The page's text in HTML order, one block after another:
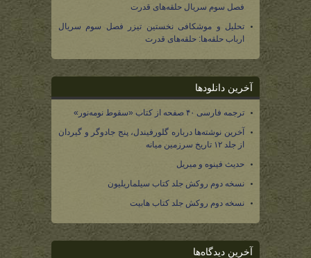
فصل سوم سریال حلقه‌های قدرت
تحلیل و موشکافی نخستین تیزر فصل سوم سریال
ارباب حلقه‌ها: حلقه‌های قدرت
آخرین دانلودها
ترجمه فارسی ۴۰ صفحه از کتاب «سقوط نومه‌نور»
آخرین نوشته‌ها درباره گلورفیندل، پنج جادوگر و گیردان
از جلد ۱۲ تاریخ سرزمین میانه
حدیث فینوه و میریل
نسخه دوم روکش جلد کتاب سیلماریلیون
نسخه دوم روکش جلد کتاب هابیت
آخرین دیدگاه‌ها